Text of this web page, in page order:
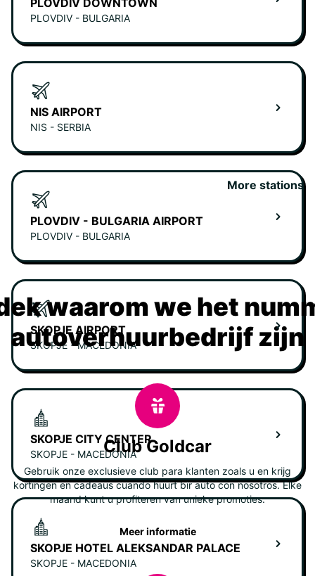
PLOVDIV DOWNTOWN
PLOVDIV - BULGARIA
NIS AIRPORT
NIS - SERBIA
PLOVDIV - BULGARIA AIRPORT
PLOVDIV - BULGARIA
SKOPJE AIRPORT
SKOPJE - MACEDONIA
SKOPJE CITY CENTER
SKOPJE - MACEDONIA
SKOPJE HOTEL ALEKSANDAR PALACE
SKOPJE - MACEDONIA
More stations
waarom we het
autoverhuurbedrijf zijn
Club Goldcar
Gebruik onze exclusieve club para klanten zoals u en krijg
kortingen en cadeaus cuando huurt bir auto con nosotros. Elke
maand kunt u profiteren van unieke promoties.
Meer informatie